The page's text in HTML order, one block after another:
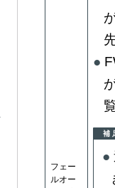
フェー
ルオー
補